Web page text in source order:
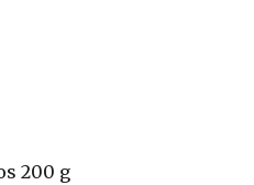
200 g